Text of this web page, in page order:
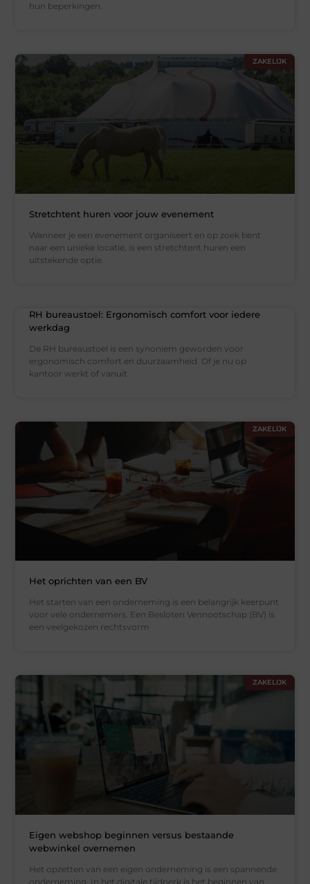
hun beperkingen.
ZAKELIJK
Stretchtent huren voor jouw evenement
Wanneer je een evenement organiseert en op zoek bent
naar een unieke locatie, is een stretchtent huren een
uitstekende optie.
RH bureaustoel: Ergonomisch comfort voor iedere
werkdag
De RH bureaustoel is een synoniem geworden voor
ergonomisch comfort en duurzaamheid. Of je nu op
kantoor werkt of vanuit
ZAKELIJK
Het oprichten van een BV
Het starten van een onderneming is een belangrijk keerpunt
voor vele ondernemers. Een Besloten Vennootschap (BV) is
een veelgekozen rechtsvorm
ZAKELIJK
Eigen webshop beginnen versus bestaande
webwinkel overnemen
Het opzetten van een eigen onderneming is een spannende
onderneming. In het digitale tijdperk is het beginnen van